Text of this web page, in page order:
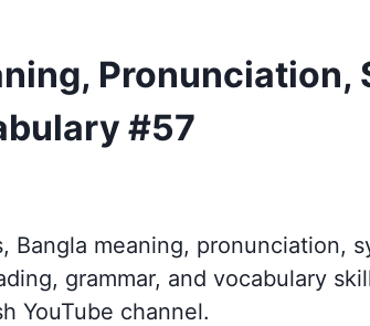
Pronunciation,
#57
meaning, pronunciation,
grammar, and vocabulary
YouTube channel.